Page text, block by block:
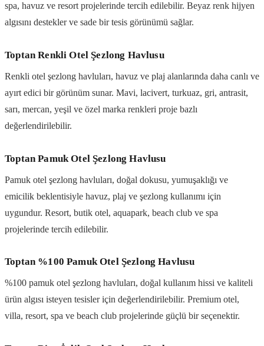
spa, havuz ve resort projelerinde tercih edilebilir. Beyaz renk hijyen
algısını destekler ve sade bir tesis görünümü sağlar.
Toptan Renkli Otel Şezlong Havlusu
Renkli otel şezlong havluları, havuz ve plaj alanlarında daha canlı ve
ayırt edici bir görünüm sunar. Mavi, lacivert, turkuaz, gri, antrasit,
sarı, mercan, yeşil ve özel marka renkleri proje bazlı
değerlendirilebilir.
Toptan Pamuk Otel Şezlong Havlusu
Pamuk otel şezlong havluları, doğal dokusu, yumuşaklığı ve
emicilik beklentisiyle havuz, plaj ve şezlong kullanımı için
uygundur. Resort, butik otel, aquapark, beach club ve spa
projelerinde tercih edilebilir.
Toptan %100 Pamuk Otel Şezlong Havlusu
%100 pamuk otel şezlong havluları, doğal kullanım hissi ve kaliteli
ürün algısı isteyen tesisler için değerlendirilebilir. Premium otel,
villa, resort, spa ve beach club projelerinde güçlü bir seçenektir.